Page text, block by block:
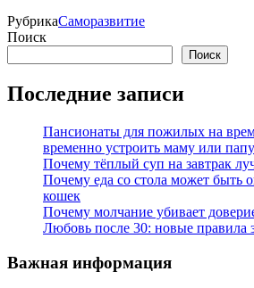
РубрикаСаморазвитие
Поиск
Поиск
Последние записи
Пансионаты для пожилых на
временно устроить маму или
Почему тёплый суп на завтрак
Почему еда со стола может быть
кошек
Почему молчание убивает
Любовь после 30: новые правила
Важная информация